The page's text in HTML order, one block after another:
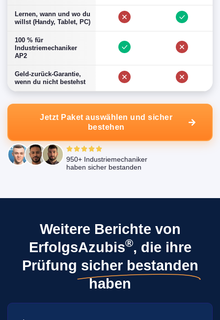
Lernen, wann und wo du
willst (Handy, Tablet, PC)
100 % für
Industriemechaniker
AP2
Geld-zurück-Garantie,
wenn du nicht bestehst
Jetzt Paket auswählen und sicher
bestehen
950+ Industriemechaniker
haben sicher bestanden
Weitere Berichte von
ErfolgsAzubis®, die ihre
Prüfung sicher bestanden
haben